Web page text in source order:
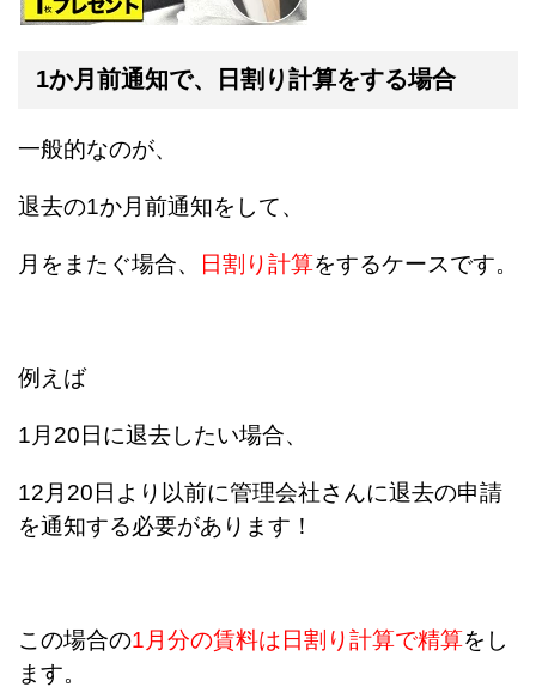
1か月前通知で、日割り計算をする場合
一般的なのが、
退去の1か月前通知をして、
月をまたぐ場合、 日割り計算をするケースです。
例えば
1月20日に退去したい場合、
12月20日より以前に管理会社さんに退去の申請
を通知する必要があります！
この場合の1月分の賃料は日割り計算で精算をし
ます。